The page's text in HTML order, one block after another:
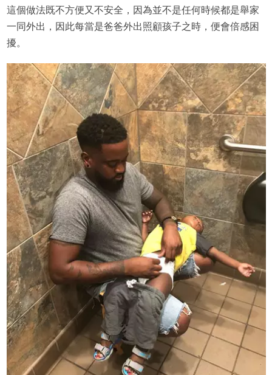
這個做法既不方便又不安全，因為並不是任何時候都是舉家
一同外出，因此每當是爸爸外出照顧孩子之時，便會倍感困
擾。